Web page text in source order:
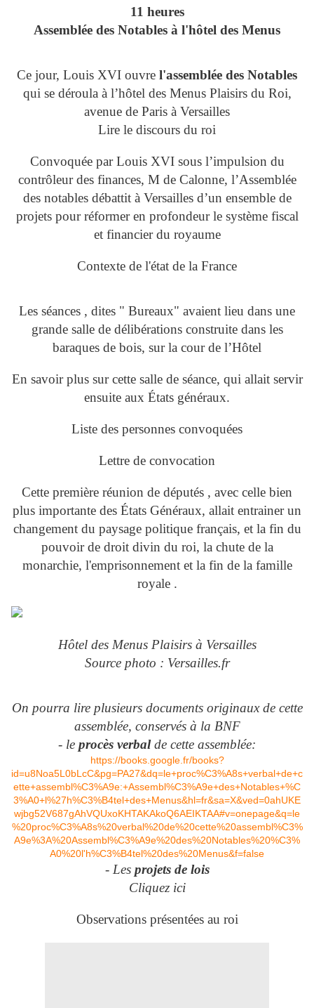
11 heures
Assemblée des Notables à l'hôtel des Menus
Ce jour, Louis XVI ouvre l'assemblée des Notables
qui se déroula à l’hôtel des Menus Plaisirs du Roi,
avenue de Paris à Versailles
Lire le discours du roi
Convoquée par Louis XVI sous l’impulsion du
contrôleur des finances, M de Calonne, l’Assemblée
des notables débattit à Versailles d’un ensemble de
projets pour réformer en profondeur le système fiscal
et financier du royaume
Contexte de l'état de la France
Les séances , dites " Bureaux" avaient lieu dans une
grande salle de délibérations construite dans les
baraques de bois, sur la cour de l’Hôtel
En savoir plus sur cette salle de séance, qui allait servir
ensuite aux États généraux.
Liste des personnes convoquées
Lettre de convocation
Cette première réunion de députés , avec celle bien
plus importante des États Généraux, allait entrainer un
changement du paysage politique français, et la fin du
pouvoir de droit divin du roi, la chute de la
monarchie, l'emprisonnement et la fin de la famille
royale .
Hôtel des Menus Plaisirs à Versailles
Source photo : Versailles.fr
On pourra lire plusieurs documents originaux de cette
assemblée, conservés à la BNF
- le procès verbalde cette assemblée:
https://books.google.fr/books?
id=u8Noa5L0bLcC&pg=PA27&dq=le+proc%C3%A8s+verbal+de+c
ette+assembl%C3%A9e:+Assembl%C3%A9e+des+Notables+%C
3%A0+l%27h%C3%B4tel+des+Menus&hl=fr&sa=X&ved=0ahUKE
wjbg52V687gAhVQUxoKHTAKAkoQ6AEIKTAA#v=onepage&q=le
%20proc%C3%A8s%20verbal%20de%20cette%20assembl%C3%
A9e%3A%20Assembl%C3%A9e%20des%20Notables%20%C3%
A0%20l'h%C3%B4tel%20des%20Menus&f=false
- Les projets de lois
Cliquez ici
Observations présentées au roi